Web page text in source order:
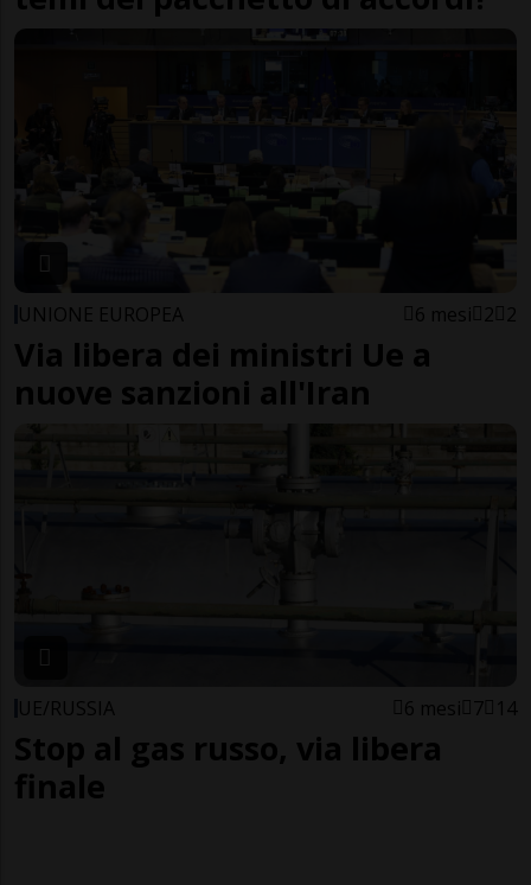
UNIONE EUROPEA 6 mesi 2 2
Via libera dei ministri Ue a
nuove sanzioni all'Iran
UE/RUSSIA 6 mesi 7 14
Stop al gas russo, via libera
finale